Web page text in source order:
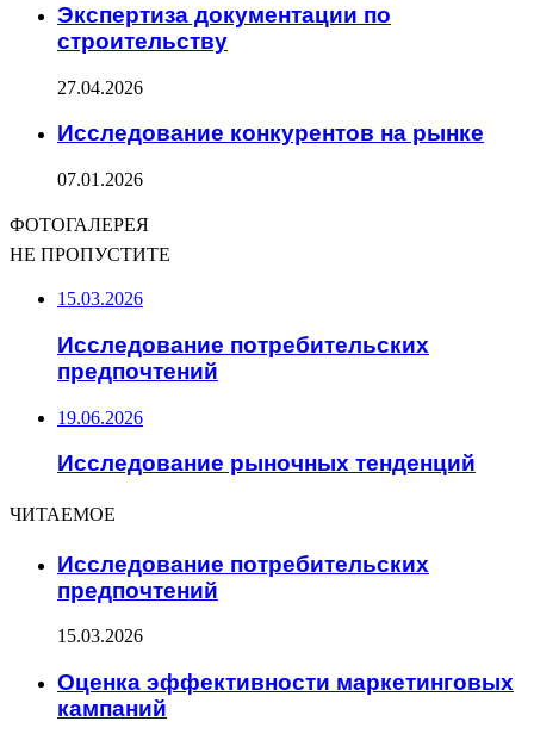
Экспертиза документации по
строительству
27.04.2026
Исследование конкурентов на рынке
07.01.2026
ФОТОГАЛЕРЕЯ
НЕ ПРОПУСТИТЕ
15.03.2026
Исследование потребительских
предпочтений
19.06.2026
Исследование рыночных тенденций
ЧИТАЕМОЕ
Исследование потребительских
предпочтений
15.03.2026
Оценка эффективности маркетинговых
кампаний